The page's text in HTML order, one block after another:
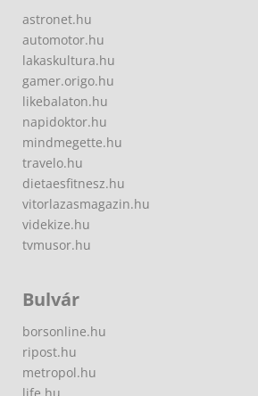
astronet.hu
automotor.hu
lakaskultura.hu
gamer.origo.hu
likebalaton.hu
napidoktor.hu
mindmegette.hu
travelo.hu
dietaesfitnesz.hu
vitorlazasmagazin.hu
videkize.hu
tvmusor.hu
Bulvár
borsonline.hu
ripost.hu
metropol.hu